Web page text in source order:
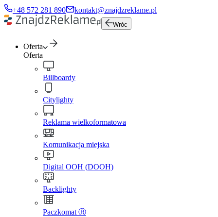
+48 572 281 890 kontakt@znajdzreklame.pl
Wróc
Oferta
Oferta
Billboardy
Citylighty
Reklama wielkoformatowa
Komunikacja miejska
Digital OOH (DOOH)
Backlighty
Paczkomat Ⓡ